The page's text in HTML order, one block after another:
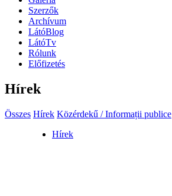
Szerzők
Archívum
LátóBlog
LátóTv
Rólunk
Előfizetés
Hírek
Összes Hírek Közérdekű / Informații publice
Hírek